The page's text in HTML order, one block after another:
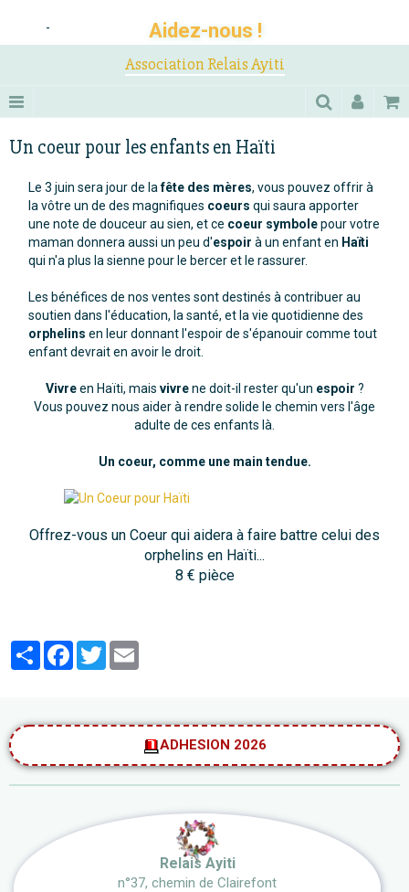
Aidez-nous !
-
Association Relais Ayiti
Un coeur pour les enfants en Haïti
Le 3 juin sera jour de lafête des mères, vous pouvez offrir à
la vôtre un de des magnifiques coeurs qui saura apporter
une note de douceur au sien, et ce coeur symbolepour votre
maman donnera aussi un peu d'espoir à un enfant en Haïti
qui n'a plus la sienne pour le bercer et le rassurer.
Les bénéfices de nos ventes sont destinés à contribuer au
soutien dans l'éducation, la santé, et la vie quotidienne des
orphelins en leur donnant l'espoir de s'épanouir comme tout
enfant devrait en avoir le droit.
Vivreen Haïti, mais vivrene doit-il rester qu'un espoir ?
Vous pouvez nous aider à rendre solide le chemin vers l'âge
adulte de ces enfants là.
Un coeur, comme une main tendue.
Offrez-vous un Coeur qui aidera à faire battre celui des
orphelins en Haïti...
8 € pièce
PartagerFacebook
Twitter
ADHESION 2026
Relais Ayiti
n°37, chemin de Clairefont